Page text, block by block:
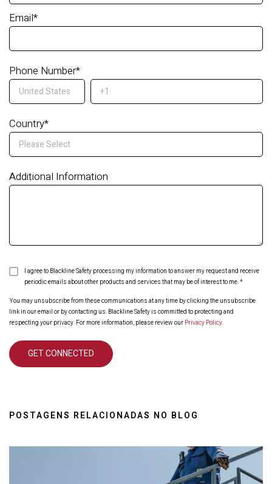
Email*
Phone Number*
Country*
Additional Information
I agree to Blackline Safety processing my information to answer my request and receive
periodic emails about other products and services that may be of interest to me.*
You may unsubscribe from these communications at any time by clicking the unsubscribe
link in our email or by contacting us. Blackline Safety is committed to protecting and
respecting your privacy. For more information, please review our Privacy Policy.
POSTAGENS RELACIONADAS NO BLOG